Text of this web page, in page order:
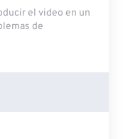
el video en un
de